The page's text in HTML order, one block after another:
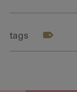
tags